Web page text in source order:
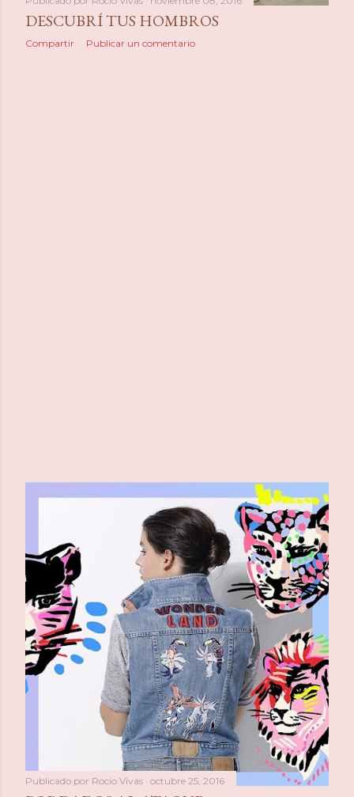
DESCUBRÍ TUS HOMBROS
Compartir Publicar un comentario
Publicado por Rocio Vivas octubre 25, 2016